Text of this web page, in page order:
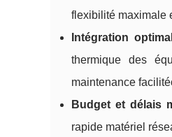
flexibilité maximale
Intégration
thermique des
maintenance
Budget et délais
rapide matériel